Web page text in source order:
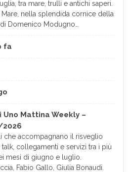
tra mare, trulli e antichi saperi.
nella splendida cornice della
Domenico Modugno…
fa
Uno Mattina Weekly –
che accompagnano il risveglio
collegamenti e servizi tra i più
mesi di giugno e luglio.
Fabio Gallo, Giulia Bonaudi.